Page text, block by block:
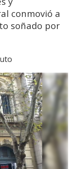
conmovió a
soñado por